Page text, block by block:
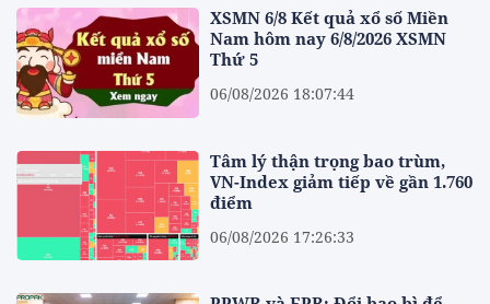
XSMN 6/8 Kết quả xổ số Miền
Nam hôm nay 6/8/2026 XSMN
Thứ 5
06/08/2026 18:07:44
Tâm lý thận trọng bao trùm,
VN-Index giảm tiếp về gần 1.760
điểm
06/08/2026 17:26:33